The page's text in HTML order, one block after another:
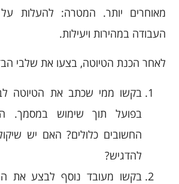
מאוחרים יותר. המטרה: להעלות
העבודה במהירות ויעילות.
לאחר הכנת הטיוטה, בצעו את שלבי
בקשו ממי שכתב את הטיוטה
בפועל תוך שימוש במסמך.
החשובים כלולים? האם יש
להדגיש?
בקשו מעובד נוסף לבצע את